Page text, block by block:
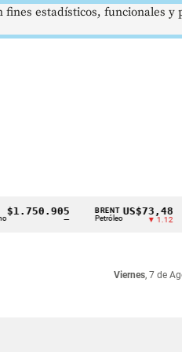
BRENT
Petróleo
US$73,48
▼ 1.12
Viernes, 7 de
estadísticos, funcionales